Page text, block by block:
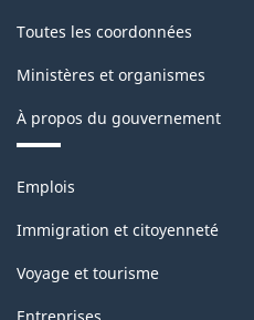
Toutes les coordonnées
Ministères et organismes
À propos du gouvernement
Thèmes
sujets
Emplois
Immigration et citoyenneté
Voyage et tourisme